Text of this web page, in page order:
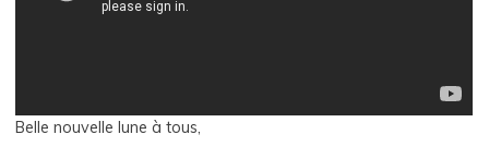
Belle nouvelle lune à tous,